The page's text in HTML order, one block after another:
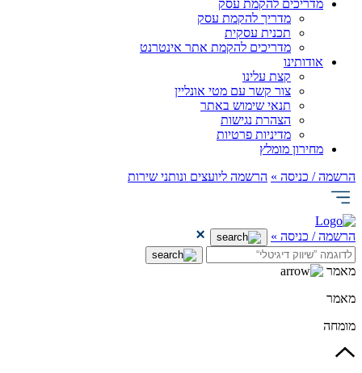
מדריכים להקמת עסק
מדריך להקמת עסק
תכנית עסקית
מדריכים להקמת אתר אינטרנט
אודותינו
קצת עלינו
צור קשר עם מטי אונליין
תנאי שימוש באתר
הצהרת נגישות
מדיניות פרטיות
מחירון מומלץ
הרשמה / כניסה » הרשמה ליועצים ונותני שירות
הרשמה / כניסה »
מאמר
מאמר
מומחה